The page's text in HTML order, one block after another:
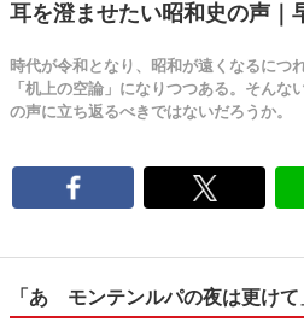
耳を澄ませたい昭和史の声｜
時代が令和となり、昭和が遠くなるにつ
「机上の空論」になりつつある。そんな
の声に立ち返るべきではないだろうか。
「あゝモンテンルパの夜は更けて